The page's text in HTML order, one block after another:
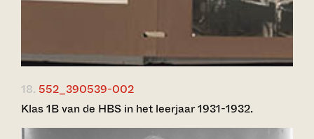
18. 552_390539-002
Klas 1B van de HBS in het leerjaar 1931-1932.